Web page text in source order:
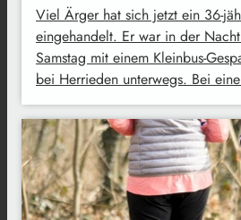
Viel Ärger hat sich jetzt ein 36-
eingehandelt. Er war in der
Samstag mit einem Kleinbus-
bei Herrieden unterwegs. Bei